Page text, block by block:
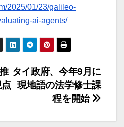
2025/01/23/galileo-
ai-agents/
タイ政府、今年9月に
現地語の法学修士課
程を開始